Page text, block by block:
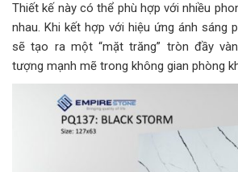
Thiết kế này có thể phù hợp với nhiều
nhau. Khi kết hợp với hiệu ứng ánh sáng
sẽ tạo ra một “mặt trăng” tròn đầy
tượng mạnh mẽ trong không gian phòng